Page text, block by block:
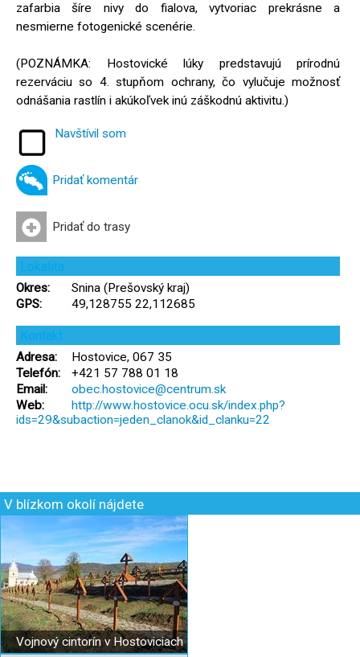
zafarbia šíre nivy do fialova, vytvoriac prekrásne a
nesmierne fotogenické scenérie.
(POZNÁMKA: Hostovické lúky predstavujú prírodnú
rezerváciu so 4. stupňom ochrany, čo vylučuje možnosť
odnášania rastlín i akúkoľvek inú záškodnú aktivitu.)
Navštívil som
Pridať komentár
Pridať do trasy
Lokalita
Okres:
Snina (Prešovský kraj)
GPS:
49,128755 22,112685
Kontakt
Adresa:
Hostovice, 067 35
Telefón:
+421 57 788 01 18
Email:
obec.hostovice@centrum.sk
Web:
http://www.hostovice.ocu.sk/index.php?
ids=29&subaction=jeden_clanok&id_clanku=22
V blízkom okolí nájdete
Vojnový cintorín v Hostoviciach